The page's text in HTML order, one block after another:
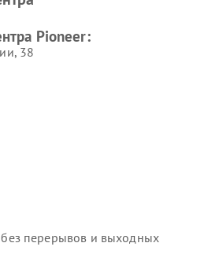
Pioneer:
38
перерывов и выходных